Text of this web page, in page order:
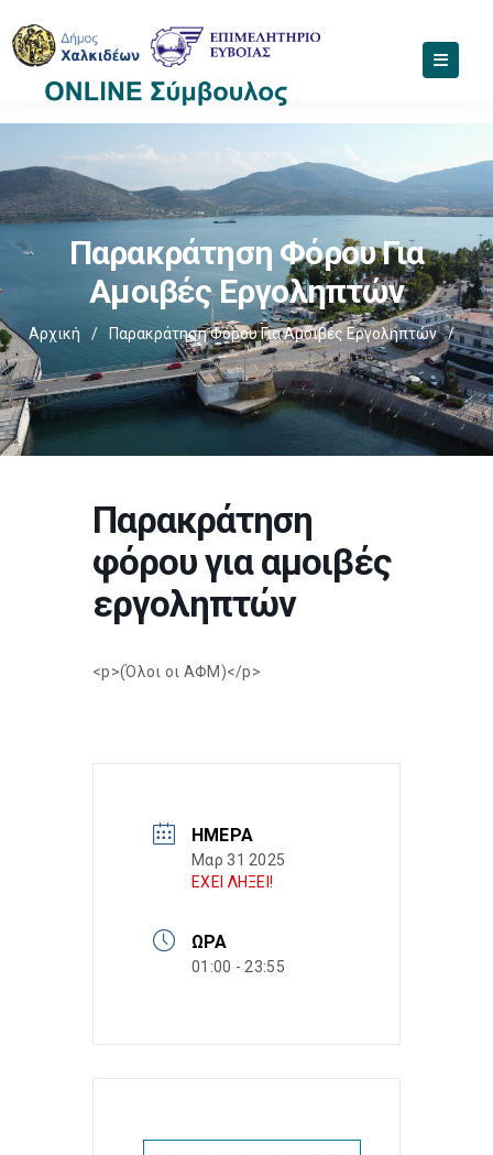
Παρακράτηση Φόρου Για
Αμοιβές Εργοληπτών
Αρχική / Παρακράτηση Φόρου Για Αμοιβές Εργοληπτών /
Παρακράτηση
φόρου για αμοιβές
εργοληπτών
<p>(Όλοι οι ΑΦΜ)</p>
ΗΜΈΡΑ
Μαρ 31 2025
ΕΧΕΙ ΛΗΞΕΙ!
ΏΡΑ
01:00 - 23:55